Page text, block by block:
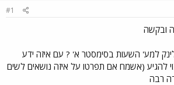
#1
ובקשה
לינק למע' השעות בסימסטר א' ? עם איזה ידע
להגיע (אשמח אם תפרטו על איזה נושאים לשים
רבה